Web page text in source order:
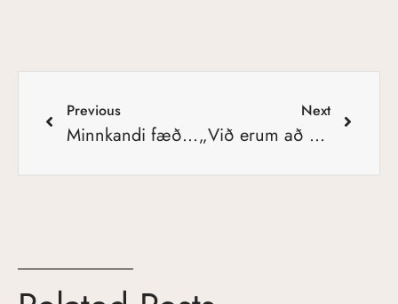
Previous
Minnkandi fæðingartíðni á Íslandi
Next
„Við erum að halda áfram í þessu frjálsa falli“